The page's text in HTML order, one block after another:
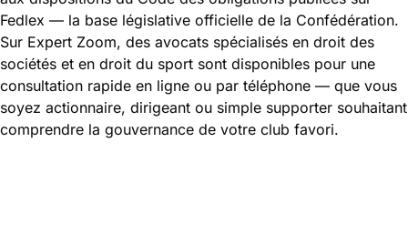
Fedlex — la base législative officielle de la Confédération.
Sur Expert Zoom, des avocats spécialisés en droit des
sociétés et en droit du sport sont disponibles pour une
consultation rapide en ligne ou par téléphone — que vous
soyez actionnaire, dirigeant ou simple supporter souhaitant
comprendre la gouvernance de votre club favori.